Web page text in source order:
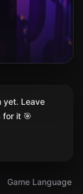
Game Language
yet. Leave
it 🎯